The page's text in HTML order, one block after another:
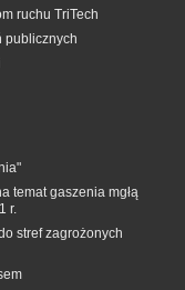
ruchu TriTech
publicznych
temat gaszenia mgłą
r.
stref zagrożonych